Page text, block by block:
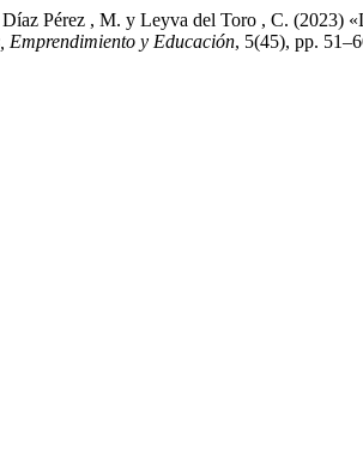
Pérez , M. y Leyva del Toro , C. (2023)
Emprendimiento y Educación, 5(45), pp.